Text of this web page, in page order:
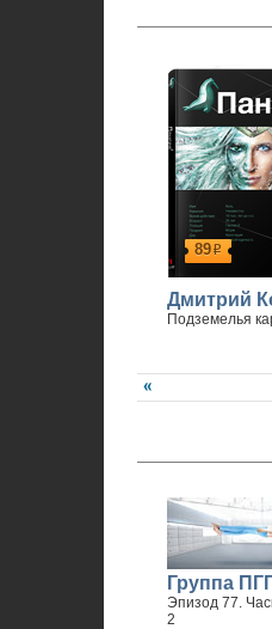
89р
Дмитрий
Подземелья
Группа
Эпизод 77.
2